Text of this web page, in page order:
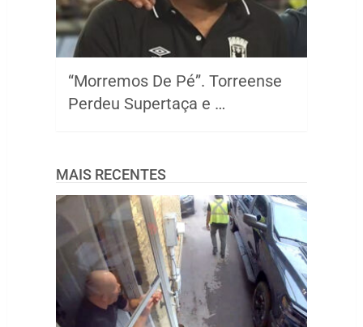
“Morremos De Pé”. Torreense
Perdeu Supertaça e …
MAIS RECENTES